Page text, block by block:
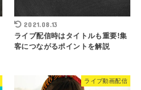
2021.08.13
ライブ配信時はタイトルも重要!集
客につながるポイントを解説
ライブ動画配信